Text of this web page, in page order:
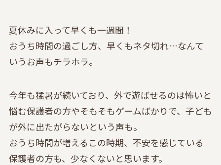
夏休みに入って早くも一週間！
おうち時間の過ごし方、早くもネタ切れ…なんて
いうお声もチラホラ。
今年も猛暑が続いており、外で遊ばせるのは怖いと
悩む保護者の方やそもそもゲームばかりで、子ども
が外に出たがらないという声も。
おうち時間が増えるこの時期、不安を感じている
保護者の方も、少なくないと思います。